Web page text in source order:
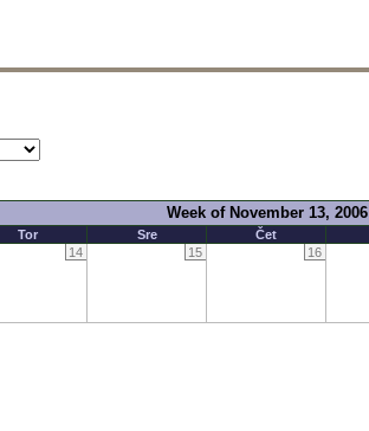
Week of November 13, 2006
Tor Sre Čet
14 15 16